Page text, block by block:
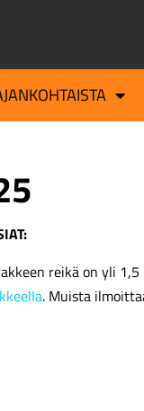
reikä on yli 1,5
. Muista